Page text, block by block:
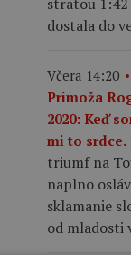
dostala do
Včera 14:20
Primoža
2020: Keď
mi to srdce.
triumf na
naplno
sklamanie
od mladosti